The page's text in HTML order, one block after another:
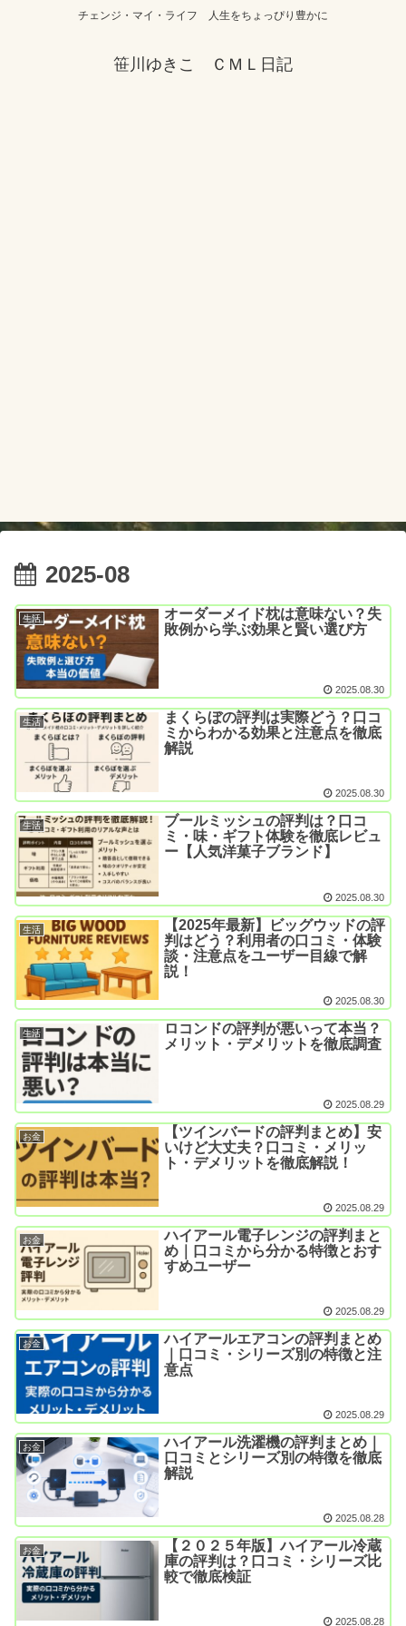
チェンジ・マイ・ライフ 人生をちょっぴり豊かに
笹川ゆきこ ＣＭＬ日記
2025-08
生活
オーダーメイド枕は意味ない？失
敗例から学ぶ効果と賢い選び方
2025.08.30
生活
まくらぼの評判は実際どう？口コ
ミからわかる効果と注意点を徹底
解説
2025.08.30
生活
ブールミッシュの評判は？口コ
ミ・味・ギフト体験を徹底レビュ
ー【人気洋菓子ブランド】
2025.08.30
生活
【2025年最新】ビッグウッドの評
判はどう？利用者の口コミ・体験
談・注意点をユーザー目線で解
説！
2025.08.30
生活
ロコンドの評判が悪いって本当？
メリット・デメリットを徹底調査
2025.08.29
お金
【ツインバードの評判まとめ】安
いけど大丈夫？口コミ・メリッ
ト・デメリットを徹底解説！
2025.08.29
お金
ハイアール電子レンジの評判まと
め｜口コミから分かる特徴とおす
すめユーザー
2025.08.29
お金
ハイアールエアコンの評判まとめ
｜口コミ・シリーズ別の特徴と注
意点
2025.08.29
お金
ハイアール洗濯機の評判まとめ｜
口コミとシリーズ別の特徴を徹底
解説
2025.08.28
お金
【２０２５年版】ハイアール冷蔵
庫の評判は？口コミ・シリーズ比
較で徹底検証
2025.08.28